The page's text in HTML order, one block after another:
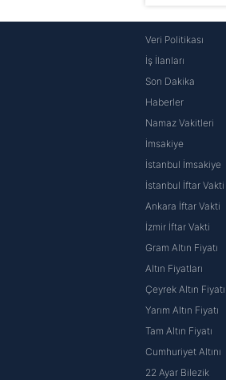
Veri Politikası
İş İlanları
Son Dakika
Haberler
Namaz Vakitleri
İmsakiye
İstanbul İmsakiye
İstanbul İftar Vakti
Ankara İftar Vakti
İzmir İftar Vakti
Gram Altın Fiyatı
Altın Fiyatları
Çeyrek Altın Fiyatı
Yarım Altın Fiyatı
Tam Altın Fiyatı
Cumhuriyet Altını
22 Ayar Bilezik